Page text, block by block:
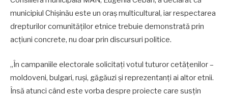
municipiul Chișinău este un oraș multicultural, iar respectarea
drepturilor comunităților etnice trebuie demonstrată prin
acțiuni concrete, nu doar prin discursuri politice.
„În campaniile electorale solicitați votul tuturor cetățenilor –
moldoveni, bulgari, ruși, găgăuzi și reprezentanți ai altor etnii.
Însă atunci când este vorba despre proiecte care susțin